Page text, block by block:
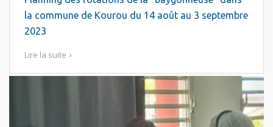
la commune de Kourou du 14 août au 3 septembre
2023
Lire la suite